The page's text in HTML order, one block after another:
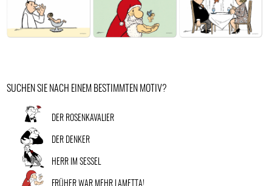
SUCHEN SIE NACH EINEM BESTIMMTEN MOTIV?
DER ROSENKAVALIER
DER DENKER
HERR IM SESSEL
FRÜHER WAR MEHR LAMETTA!